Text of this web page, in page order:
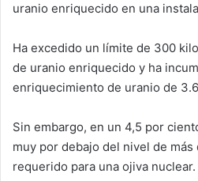
uranio enriquecido en una
Ha excedido un límite de 300
de uranio enriquecido y ha
enriquecimiento de uranio de
Sin embargo, en un 4,5 por
muy por debajo del nivel de
requerido para una ojiva nuclear.